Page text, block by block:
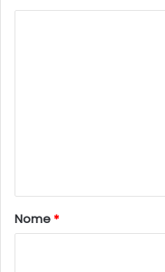
r
Nome*